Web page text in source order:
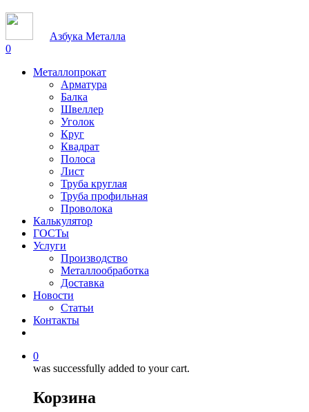
Азбука Металла
0
Металлопрокат
Арматура
Балка
Швеллер
Уголок
Круг
Квадрат
Полоса
Лист
Труба круглая
Труба профильная
Проволока
Калькулятор
ГОСТы
Услуги
Производство
Металлообработка
Доставка
Новости
Статьи
Контакты
0
was successfully added to your cart.
Корзина